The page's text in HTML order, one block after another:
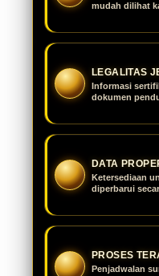
mudah dilihat
LEGALITAS
Informasi
dokumen
DATA
Ketersediaan
diperbarui
PROSES
Penjadwalan